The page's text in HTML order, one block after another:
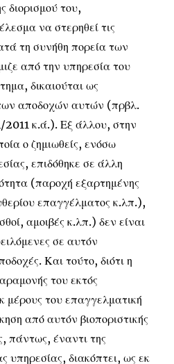
διορισμού του,
να στερηθεί τις
τη συνήθη πορεία των
από την υπηρεσία του
δικαιούται ως
αποδοχών αυτών (πρβλ.
κ.ά.). Εξ άλλου, στην
ο ζημιωθείς, ενόσω
επιδόθηκε σε άλλη
(παροχή εξαρτημένης
επαγγέλματος κ.λπ.),
αμοιβές κ.λπ.) δεν είναι
σε αυτόν
Και τούτο, διότι η
του εκτός
μέρους του επαγγελματική
από αυτόν βιοποριστικής
πάντως, έναντι της
υπηρεσίας, διακόπτει, ως εκ